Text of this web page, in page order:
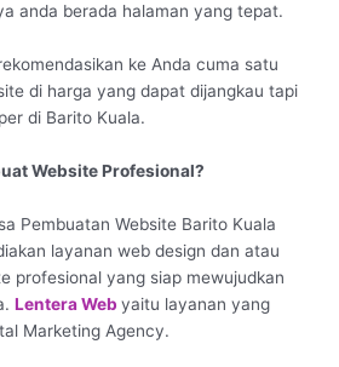
anda berada halaman yang tepat.
ke Anda cuma satu
di harga yang dapat dijangkau tapi
di Barito Kuala.
Website Profesional?
Pembuatan Website Barito Kuala
layanan web design dan atau
profesional yang siap mewujudkan
Lentera Web yaitu layanan yang
Marketing Agency.